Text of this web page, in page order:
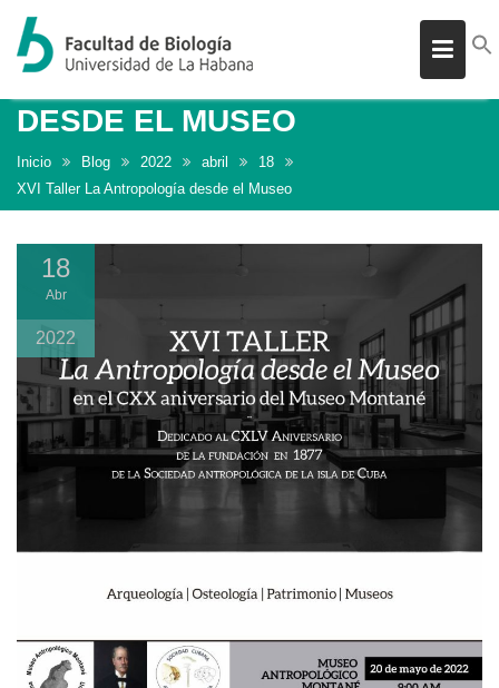
Skip
content
XVI TALLER LA
DESDE EL MUSEO
Inicio Blog 2022 abril
18
XVI Taller La Antropología desde el Museo
18
Abr
2022